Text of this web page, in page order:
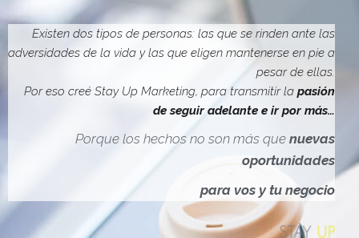
D
E
N
A
V
G
I
Ó
N
Existen dos tipos de personas: las que se rinden ante las
adversidades de la vida y las que eligen mantenerse en pie a
pesar de ellas.
Por eso creé Stay Up Marketing, para transmitir la pasión
de seguir adelante e ir por más…
Porque los hechos no son más que nuevas
oportunidades
para vos y tu negocio